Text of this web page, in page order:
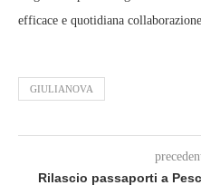
efficace e quotidiana
GIULIANOVA
Rilascio passaporti a